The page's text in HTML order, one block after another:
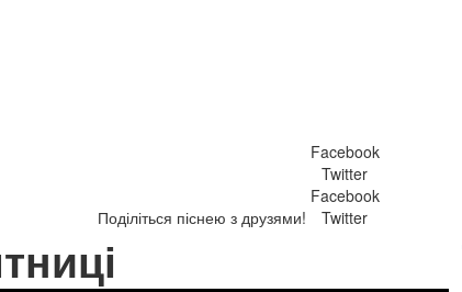
Поділіться піснею з друзями!
Facebook
Twitter
Facebook
Twitter